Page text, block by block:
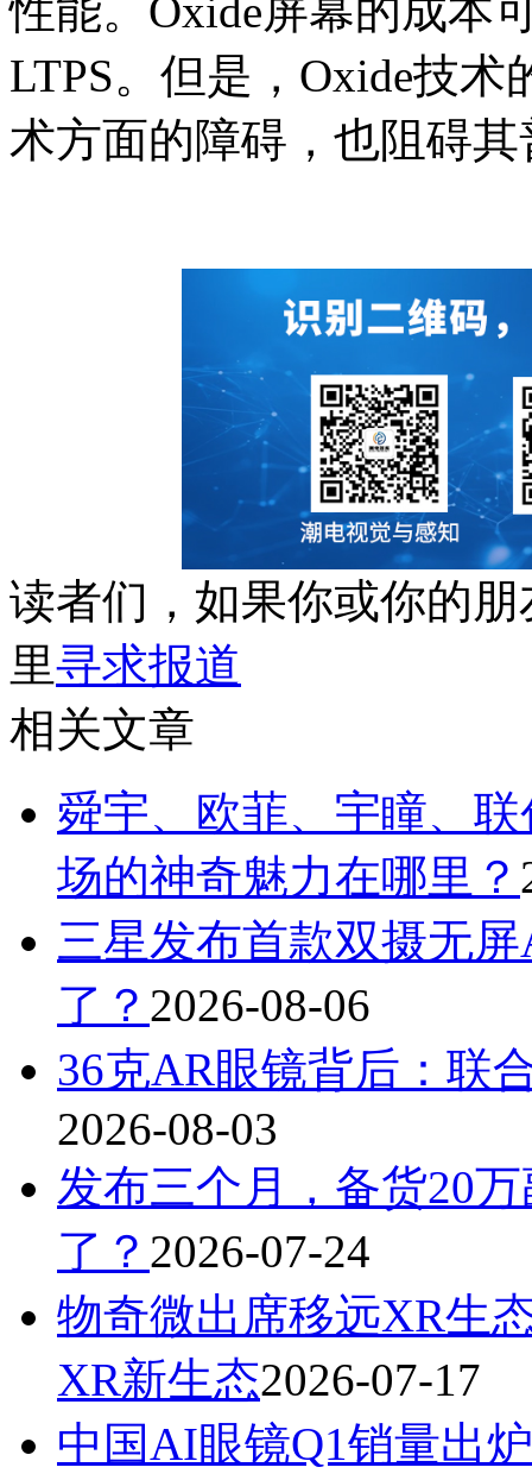
性能。Oxide屏幕的成本
LTPS。但是，Oxide技
术方面的障碍，也阻碍
读者们，如果你或你的
里寻求报道
相关文章
舜宇、欧菲、宇瞳、
场的神奇魅力在哪里？
三星发布首款双摄无
了？ 2026-08-06
36克AR眼镜背后：联
2026-08-03
发布三个月，备货20
了？ 2026-07-24
物奇微出席移远XR生
XR新生态2026-07-17
中国AI眼镜Q1销量出